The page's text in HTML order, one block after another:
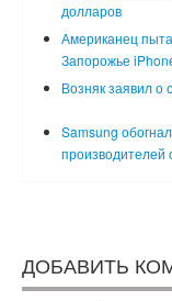
долларов
Американец
Запорожье
Возняк заявил о
Samsung
производителей
ДОБАВИТЬ